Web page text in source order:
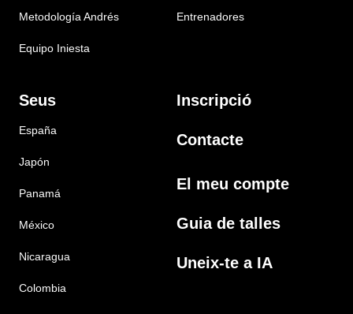
Metodología Andrés
Equipo Iniesta
Entrenadores
Seus
España
Japón
Panamá
México
Nicaragua
Colombia
Inscripció
Contacte
El meu compte
Guia de talles
Uneix-te a IA